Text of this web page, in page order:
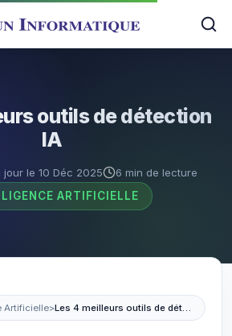
outils de détection
IA
jour le 10 Déc 2025
6 min de lecture
ARTIFICIELLE
Artificielle> Les 4 meilleurs outils de détection IA